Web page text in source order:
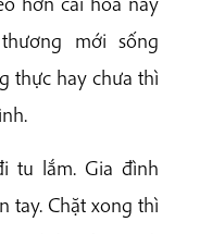
mới sống
thực hay chưa thì
tu lắm. Gia đình
tay. Chặt xong thì